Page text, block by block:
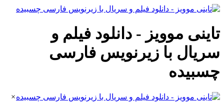
تاینی موویز - دانلود فیلم و
سریال با زیرنویس فارسی
چسبیده
×